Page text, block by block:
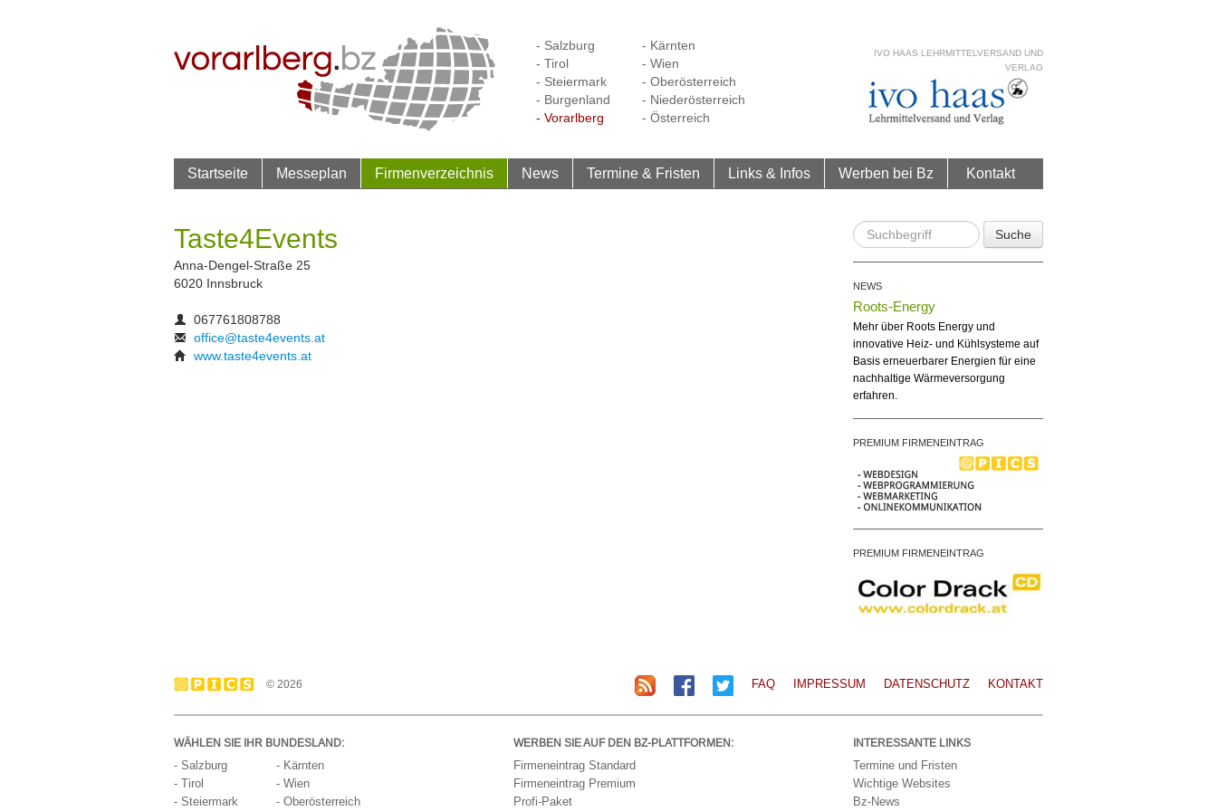
- Salzburg
- Tirol
- Steiermark
- Burgenland
- Vorarlberg
- Kärnten
- Wien
- Oberösterreich
- Niederösterreich
- Österreich
IVO HAAS LEHRMITTELVERSAND UND
VERLAG
Startseite Messeplan Firmenverzeichnis News Termine & Fristen Links & Infos Werben bei Bz Kontakt
Taste4Events
Anna-Dengel-Straße 25
6020 Innsbruck
067761808788
office@taste4events.at
www.taste4events.at
Suche
NEWS
Roots-Energy
Mehr über Roots Energy und
innovative Heiz- und Kühlsysteme auf
Basis erneuerbarer Energien für eine
nachhaltige Wärmeversorgung
erfahren.
PREMIUM FIRMENEINTRAG
PREMIUM FIRMENEINTRAG
© 2026 FAQ IMPRESSUM DATENSCHUTZ KONTAKT
WÄHLEN SIE IHR BUNDESLAND:
- Salzburg
- Tirol
- Steiermark
- Kärnten
- Wien
- Oberösterreich
WERBEN SIE AUF DEN BZ-PLATTFORMEN:
Firmeneintrag Standard
Firmeneintrag Premium
Profi-Paket
INTERESSANTE LINKS
Termine und Fristen
Wichtige Websites
Bz-News